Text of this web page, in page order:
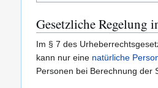
Gesetzliche Regelung
Im § 7 des
kann nur eine natürliche
Personen bei Berechnung der